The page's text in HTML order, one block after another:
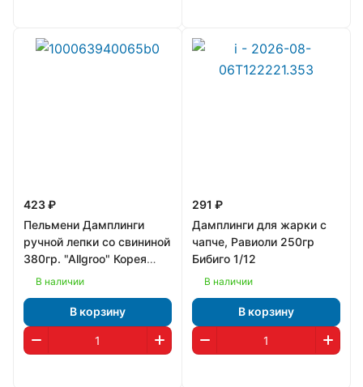
423 ₽
Пельмени Дамплинги
ручной лепки со свининой
380гр. "Allgroo" Корея
1/16В наличии
В корзину
291 ₽
Дамплинги для жарки с
чапче, Равиоли 250гр
Бибиго 1/12
В наличии
В корзину